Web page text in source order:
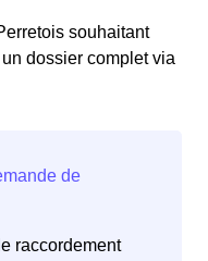
souhaitant
dossier complet via
raccordement